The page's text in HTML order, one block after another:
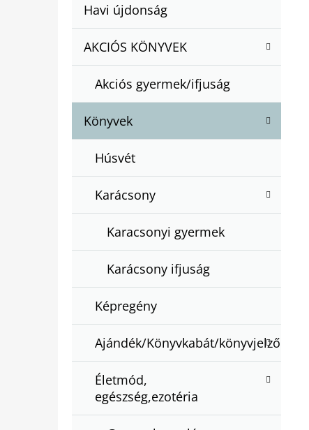
Nátugrása
T
G
R
Á
Havi újdonság
AKCIÓS KÖNYVEK
Akciós gyermek/ifjuság
Könyvek
Húsvét
Karácsony
Karacsonyi gyermek
Karácsony ifjuság
Képregény
Ajándék/Könyvkabát/könyvjelző
Életmód,
egészség,ezotéria
BARTOS ERIKA : BOGYÓ ÉS BABÓCA
€12,50